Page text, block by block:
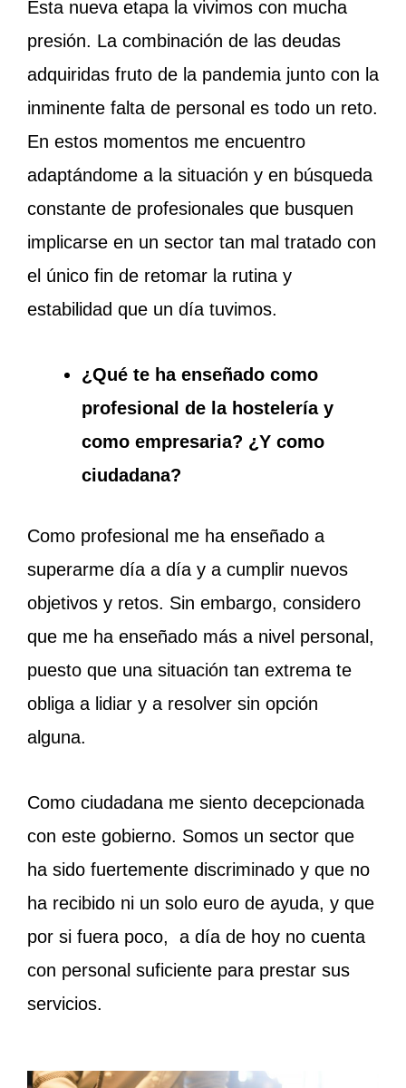
Esta nueva etapa la vivimos con mucha
presión. La combinación de las deudas
adquiridas fruto de la pandemia junto con la
inminente falta de personal es todo un reto.
En estos momentos me encuentro
adaptándome a la situación y en búsqueda
constante de profesionales que busquen
implicarse en un sector tan mal tratado con
el único fin de retomar la rutina y
estabilidad que un día tuvimos.
¿Qué te ha enseñado como
profesional de la hostelería y
como empresaria? ¿Y como
ciudadana?
Como profesional me ha enseñado a
superarme día a día y a cumplir nuevos
objetivos y retos. Sin embargo, considero
que me ha enseñado más a nivel personal,
puesto que una situación tan extrema te
obliga a lidiar y a resolver sin opción
alguna.
Como ciudadana me siento decepcionada
con este gobierno. Somos un sector que
ha sido fuertemente discriminado y que no
ha recibido ni un solo euro de ayuda, y que
por si fuera poco, a día de hoy no cuenta
con personal suficiente para prestar sus
servicios.